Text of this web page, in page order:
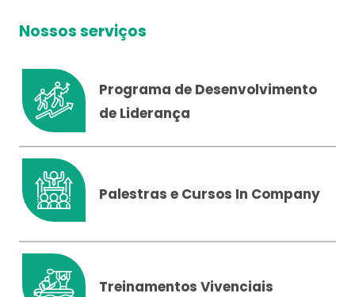
Nossos serviços
Programa de Desenvolvimento
de Liderança
Palestras e Cursos In Company
Treinamentos Vivenciais